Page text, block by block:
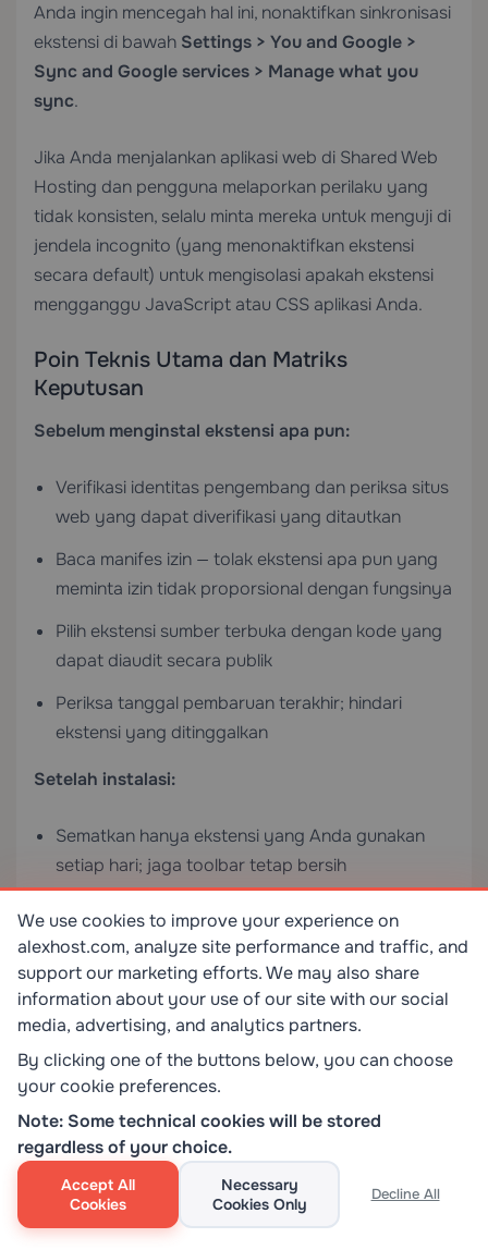
Anda ingin mencegah hal ini, nonaktifkan sinkronisasi
ekstensi di bawah Settings > You and Google >
Sync and Google services > Manage what you
sync.
Jika Anda menjalankan aplikasi web di Shared Web
Hosting dan pengguna melaporkan perilaku yang
tidak konsisten, selalu minta mereka untuk menguji di
jendela incognito (yang menonaktifkan ekstensi
secara default) untuk mengisolasi apakah ekstensi
mengganggu JavaScript atau CSS aplikasi Anda.
Poin Teknis Utama dan Matriks
Keputusan
Sebelum menginstal ekstensi apa pun:
Verifikasi identitas pengembang dan periksa situs
web yang dapat diverifikasi yang ditautkan
Baca manifes izin — tolak ekstensi apa pun yang
meminta izin tidak proporsional dengan fungsinya
Pilih ekstensi sumber terbuka dengan kode yang
dapat diaudit secara publik
Periksa tanggal pembaruan terakhir; hindari
ekstensi yang ditinggalkan
Setelah instalasi:
Sematkan hanya ekstensi yang Anda gunakan
setiap hari; jaga toolbar tetap bersih
memungkinkan melalui panel Details
Nonaktifkan (jangan hapus) ekstensi yang jarang
Anda gunakan untuk mengurangi permukaan
serangan
Secara berkala jalankan audit penuh
chrome://extensions/
dan hapus apa pun
yang tidak dapat Anda identifikasi atau tidak lagi
Anda butuhkan
Untuk pengembang dan administrator:
We use cookies to improve your experience on
alexhost.com, analyze site performance and traffic, and
support our marketing efforts. We may also share
information about your use of our site with our social
media, advertising, and analytics partners.
By clicking one of the buttons below, you can choose
your cookie preferences.
Note: Some technical cookies will be stored
regardless of your choice.
Accept All
Cookies
Necessary
Cookies Only
Decline All